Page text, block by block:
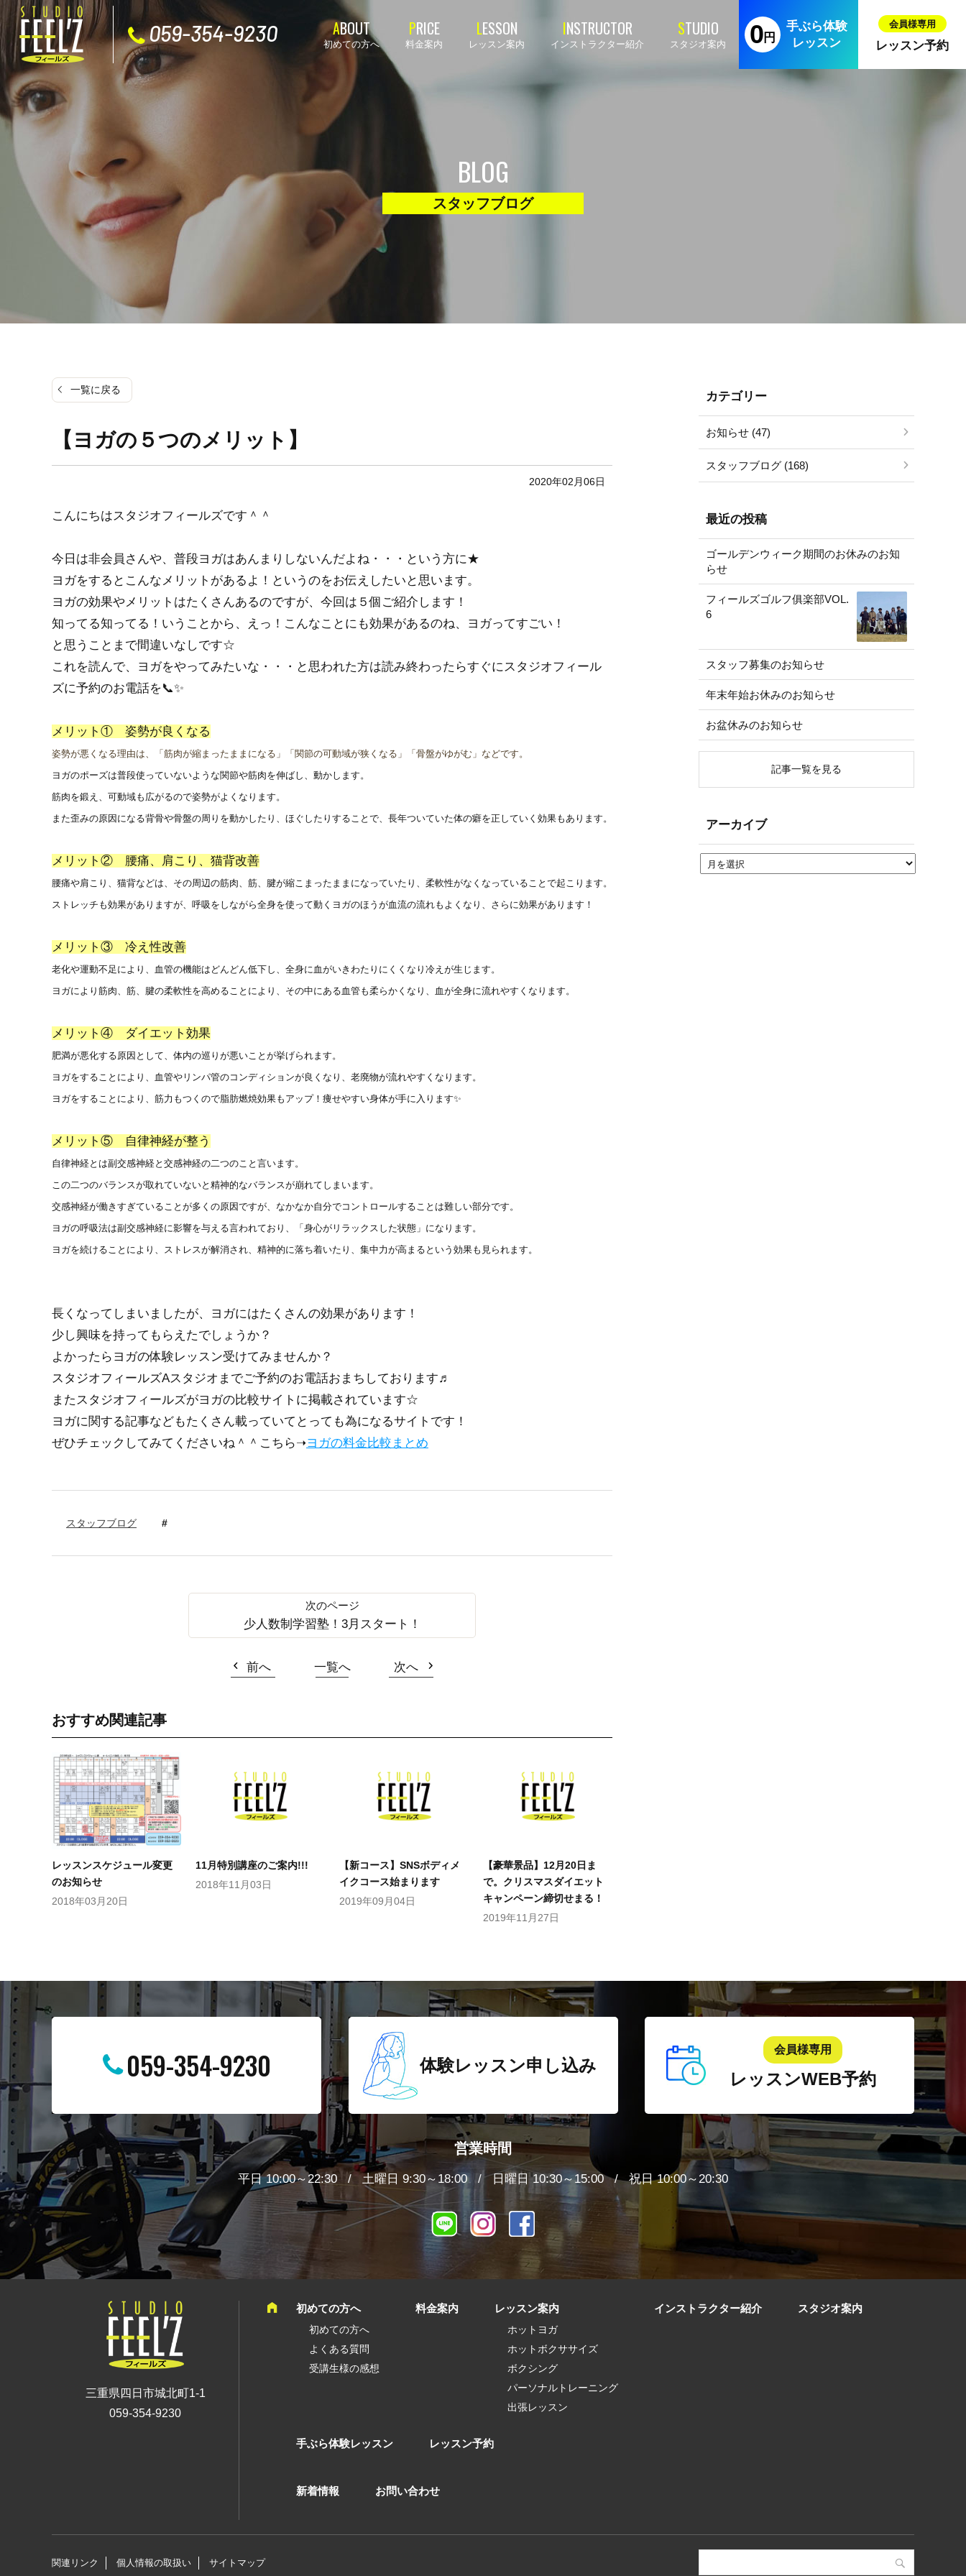
059-354-9230 初めての方へ 料金案内 レッスン案内 インストラクター紹介 スタジオ案内
手ぶら体験
レッスン
レッスン予約
BLOG
スタッフブログ
一覧に戻る
【ヨガの５つのメリット】
2020年02月06日
こんにちはスタジオフィールズです＾＾
今日は非会員さんや、普段ヨガはあんまりしないんだよね・・・という方に★
ヨガをするとこんなメリットがあるよ！というのをお伝えしたいと思います。
ヨガの効果やメリットはたくさんあるのですが、今回は５個ご紹介します！
知ってる知ってる！いうことから、えっ！こんなことにも効果があるのね、ヨガってすごい！
と思うことまで間違いなしです☆
これを読んで、ヨガをやってみたいな・・・と思われた方は読み終わったらすぐにスタジオフィール
ズに予約のお電話を📞✨
メリット① 姿勢が良くなる
姿勢が悪くなる理由は、「筋肉が縮まったままになる」「関節の可動域が狭くなる」「骨盤がゆがむ」などです。
ヨガのポーズは普段使っていないような関節や筋肉を伸ばし、動かします。
筋肉を鍛え、可動域も広がるので姿勢がよくなります。
また歪みの原因になる背骨や骨盤の周りを動かしたり、ほぐしたりすることで、長年ついていた体の癖を正していく効果もあります。
メリット② 腰痛、肩こり、猫背改善
腰痛や肩こり、猫背などは、その周辺の筋肉、筋、腱が縮こまったままになっていたり、柔軟性がなくなっていることで起こります。
ストレッチも効果がありますが、呼吸をしながら全身を使って動くヨガのほうが血流の流れもよくなり、さらに効果があります！
メリット③ 冷え性改善
老化や運動不足により、血管の機能はどんどん低下し、全身に血がいきわたりにくくなり冷えが生じます。
ヨガにより筋肉、筋、腱の柔軟性を高めることにより、その中にある血管も柔らかくなり、血が全身に流れやすくなります。
メリット④ ダイエット効果
肥満が悪化する原因として、体内の巡りが悪いことが挙げられます。
ヨガをすることにより、血管やリンパ管のコンディションが良くなり、老廃物が流れやすくなります。
ヨガをすることにより、筋力もつくので脂肪燃焼効果もアップ！痩せやすい身体が手に入ります✨
メリット⑤ 自律神経が整う
自律神経とは副交感神経と交感神経の二つのこと言います。
この二つのバランスが取れていないと精神的なバランスが崩れてしまいます。
交感神経が働きすぎていることが多くの原因ですが、なかなか自分でコントロールすることは難しい部分です。
ヨガの呼吸法は副交感神経に影響を与える言われており、「身心がリラックスした状態」になります。
ヨガを続けることにより、ストレスが解消され、精神的に落ち着いたり、集中力が高まるという効果も見られます。
長くなってしまいましたが、ヨガにはたくさんの効果があります！
少し興味を持ってもらえたでしょうか？
よかったらヨガの体験レッスン受けてみませんか？
スタジオフィールズAスタジオまでご予約のお電話おまちしております♬
またスタジオフィールズがヨガの比較サイトに掲載されています☆
ヨガに関する記事などもたくさん載っていてとっても為になるサイトです！
ぜひチェックしてみてくださいね＾＾こちら➝ヨガの料金比較まとめ
スタッフブログ
少人数制学習塾！3月スタート！
前へ 一覧へ 次へ
おすすめ関連記事
レッスンスケジュール変更
のお知らせ
2018年03月20日
11月特別講座のご案内!!!
2018年11月03日
【新コース】SNSボディメ
イクコース始まります
2019年09月04日
【豪華景品】12月20日ま
で。クリスマスダイエット
キャンペーン締切せまる！
2019年11月27日
カテゴリー
お知らせ (47)
スタッフブログ (168)
最近の投稿
ゴールデンウィーク期間のお休みのお知
らせ
フィールズゴルフ俱楽部VOL.
6
スタッフ募集のお知らせ
年末年始お休みのお知らせ
お盆休みのお知らせ
記事一覧を見る
アーカイブ
059-354-9230 体験レッスン申し込み
会員様専用
レッスンWEB予約
営業時間
平日 10:00～22:30 土曜日 9:30～18:00 日曜日 10:30～15:00 祝日 10:00～20:30
LINE インスタグラム
Facebook
初めての方へ
初めての方へ
よくある質問
受講生様の感想
料金案内 レッスン案内
ホットヨガ
ホットボクササイズ
ボクシング
パーソナルトレーニング
出張レッスン
インストラクター紹介 スタジオ案内
手ぶら体験レッスン レッスン予約
新着情報 お問い合わせ
三重県四日市城北町1-1
059-354-9230
関連リンク 個人情報の取扱い サイトマップ